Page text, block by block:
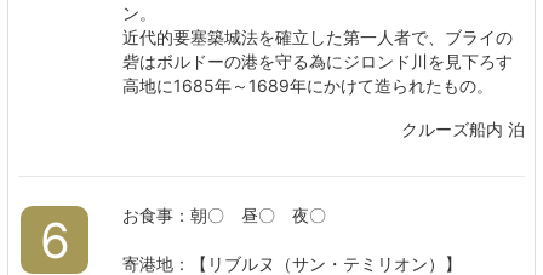
ン。
近代的要塞築城法を確立した第一人者で、ブライの
砦はボルドーの港を守る為にジロンド川を見下ろす
高地に1685年～1689年にかけて造られたもの。
クルーズ船内 泊
6 お食事：朝〇 昼〇 夜〇
寄港地：【リブルヌ（サン・テミリオン）】